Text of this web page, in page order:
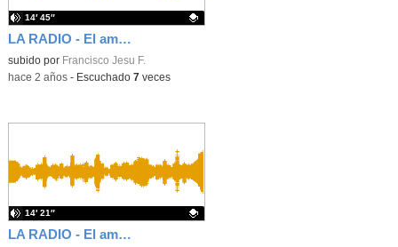
LA RADIO - El amor en el día de San Valentín (parte 3)
Contenido educativo.
subido por Francisco Jesu F.
14′ 45″
-hace 2 años- Escuchado 7 veces
LA RADIO - El amor en el día de San Valentín (parte 2)
14′ 21″